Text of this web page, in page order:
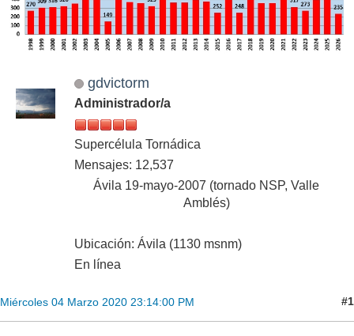
gdvictorm
Administrador/a
Supercélula Tornádica
Mensajes: 12,537
Ávila 19-mayo-2007 (tornado NSP, Valle
Amblés)
Ubicación: Ávila (1130 msnm)
En línea
Miércoles 04 Marzo 2020 23:14:00 PM #1